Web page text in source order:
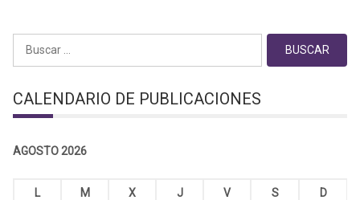
CALENDARIO DE PUBLICACIONES
AGOSTO 2026
L M X J V S D